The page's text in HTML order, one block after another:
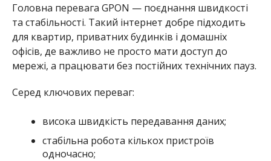
Головна перевага GPON — поєднання швидкості
та стабільності. Такий інтернет добре підходить
для квартир, приватних будинків і домашніх
офісів, де важливо не просто мати доступ до
мережі, а працювати без постійних технічних пауз.
Серед ключових переваг:
висока швидкість передавання даних;
стабільна робота кількох пристроїв
одночасно;